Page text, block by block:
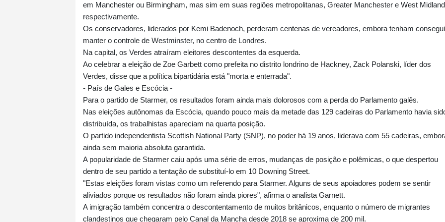
em Manchester ou Birmingham, mas sim em suas regiões metropolitanas, Greater Manchester e West
respectivamente.
Os conservadores, liderados por Kemi Badenoch, perderam centenas de vereadores, embora tenham
manter o controle de Westminster, no centro de Londres.
Na capital, os Verdes atraíram eleitores descontentes da esquerda.
Ao celebrar a eleição de Zoe Garbett como prefeita no distrito londrino de Hackney, Zack Polanski, líder dos
Verdes, disse que a política bipartidária está "morta e enterrada".
- País de Gales e Escócia -
Para o partido de Starmer, os resultados foram ainda mais dolorosos com a perda do Parlamento galês.
Nas eleições autônomas da Escócia, quando pouco mais da metade das 129 cadeiras do Parlamento havia
distribuída, os trabalhistas apareciam na quarta posição.
O partido independentista Scottish National Party (SNP), no poder há 19 anos, liderava com 55 cadeiras,
ainda sem maioria absoluta garantida.
A popularidade de Starmer caiu após uma série de erros, mudanças de posição e polêmicas, o que despertou
dentro de seu partido a tentação de substituí-lo em 10 Downing Street.
"Estas eleições foram vistas como um referendo para Starmer. Alguns de seus apoiadores podem se sentir
aliviados porque os resultados não foram ainda piores", afirma o analista Garnett.
A imigração também concentra o descontentamento de muitos britânicos, enquanto o número de migrantes
clandestinos que chegaram pelo Canal da Mancha desde 2018 se aproxima de 200 mil.